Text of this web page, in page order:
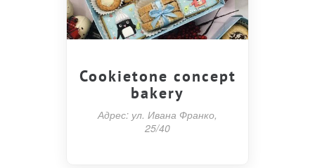
Cookietone concept
bakery
Адрес: ул. Ивана Франко,
25/40